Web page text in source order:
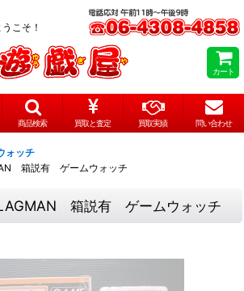
こそ！
カート
商品検索 買取と査定 買取実績 問い合わせ
ォッチ
箱説有 ゲームウォッチ
箱説有 ゲームウォッチ